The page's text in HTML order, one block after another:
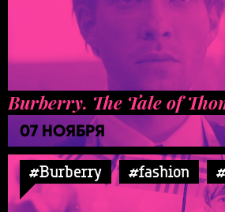
Burberry. The Tale of
07 НОЯБРЯ
#Burberry #fashion